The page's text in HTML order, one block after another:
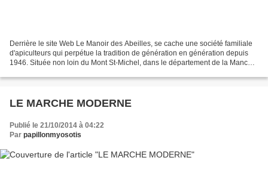
Derrière le site Web Le Manoir des Abeilles, se cache une société familiale
d'apiculteurs qui perpétue la tradition de génération en génération depuis
1946. Située non loin du Mont St-Michel, dans le département de la Manche,
LE MARCHE MODERNE
Publié le 21/10/2014 à 04:22
Par papillonmyosotis